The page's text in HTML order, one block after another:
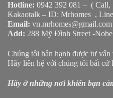
Hotline: 0942 392 081 – ( Call,
Kakaotalk – ID: Mrhomes ,
Email: vn.mrhomes@gmail.com
Add: 288 Mỹ Đình Street -
Chúng tôi hân hạnh được tư
Hãy liên hệ với chúng tôi bất cứ
Hãy ở những nơi khiến bạn